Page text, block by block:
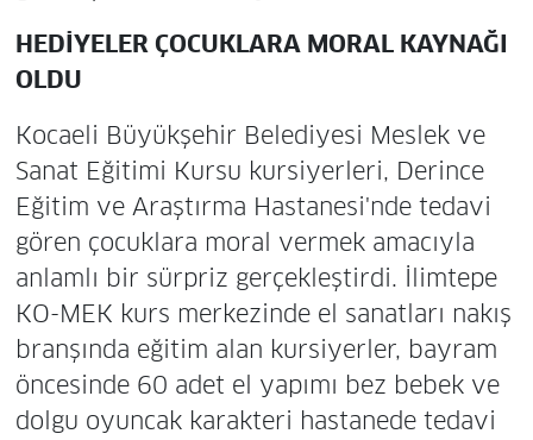
HEDİYELER ÇOCUKLARA MORAL KAYNAĞI
OLDU
Kocaeli Büyükşehir Belediyesi Meslek ve
Sanat Eğitimi Kursu kursiyerleri, Derince
Eğitim ve Araştırma Hastanesi'nde tedavi
gören çocuklara moral vermek amacıyla
anlamlı bir sürpriz gerçekleştirdi. İlimtepe
KO-MEK kurs merkezinde el sanatları nakış
branşında eğitim alan kursiyerler, bayram
öncesinde 60 adet el yapımı bez bebek ve
dolgu oyuncak karakteri hastanede tedavi